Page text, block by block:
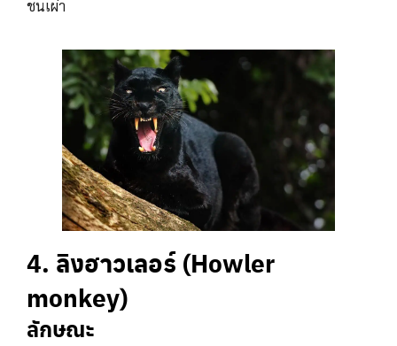
ชนเผ่า
4. ลิงฮาวเลอร์ (Howler
monkey)
ลักษณะ